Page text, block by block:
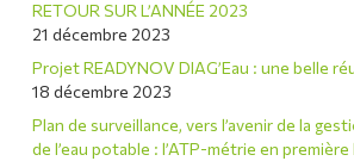
RETOUR SUR L’ANNÉE 2023
21 décembre 2023
Projet READYNOV DIAG’Eau : une belle
18 décembre 2023
Plan de surveillance, vers l’avenir de la
de l’eau potable : l’ATP-métrie en première